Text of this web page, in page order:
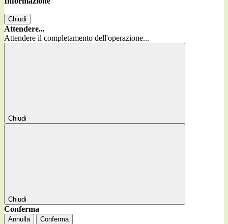
Chiudi
Attendere...
Attendere il completamento dell'operazione...
Chiudi
Chiudi
Conferma
Annulla Conferma